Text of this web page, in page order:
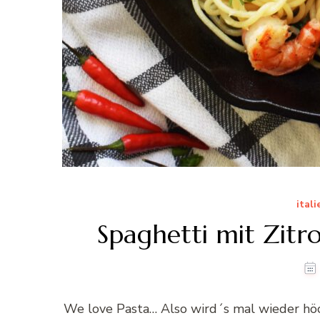
Spaghetti mit
We love Pasta… Also wird´s mal wieder